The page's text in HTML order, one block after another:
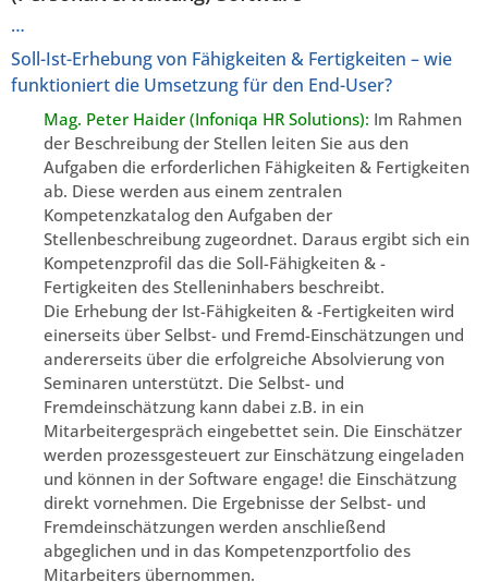
…
Soll-Ist-Erhebung von Fähigkeiten & Fertigkeiten – wie
funktioniert die Umsetzung für den End-User?
Mag. Peter Haider (Infoniqa HR Solutions): Im Rahmen
der Beschreibung der Stellen leiten Sie aus den
Aufgaben die erforderlichen Fähigkeiten & Fertigkeiten
ab. Diese werden aus einem zentralen
Kompetenzkatalog den Aufgaben der
Stellenbeschreibung zugeordnet. Daraus ergibt sich ein
Kompetenzprofil das die Soll-Fähigkeiten & -
Fertigkeiten des Stelleninhabers beschreibt.
Die Erhebung der Ist-Fähigkeiten & -Fertigkeiten wird
einerseits über Selbst- und Fremd-Einschätzungen und
andererseits über die erfolgreiche Absolvierung von
Seminaren unterstützt. Die Selbst- und
Fremdeinschätzung kann dabei z.B. in ein
Mitarbeitergespräch eingebettet sein. Die Einschätzer
werden prozessgesteuert zur Einschätzung eingeladen
und können in der Software engage! die Einschätzung
direkt vornehmen. Die Ergebnisse der Selbst- und
Fremdeinschätzungen werden anschließend
abgeglichen und in das Kompetenzportfolio des
Mitarbeiters übernommen.